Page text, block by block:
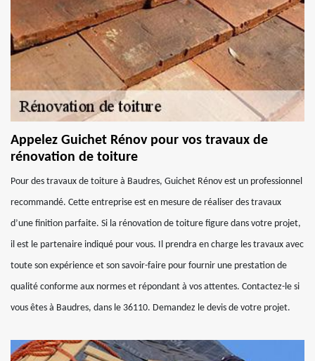
Appelez Guichet Rénov pour vos travaux de
rénovation de toiture
Pour des travaux de toiture à Baudres, Guichet Rénov est un professionnel
recommandé. Cette entreprise est en mesure de réaliser des travaux
d’une finition parfaite. Si la rénovation de toiture figure dans votre projet,
il est le partenaire indiqué pour vous. Il prendra en charge les travaux avec
toute son expérience et son savoir-faire pour fournir une prestation de
qualité conforme aux normes et répondant à vos attentes. Contactez-le si
vous êtes à Baudres, dans le 36110. Demandez le devis de votre projet.